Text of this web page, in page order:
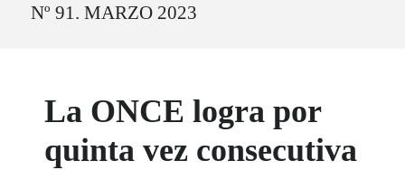
Nº 91. MARZO 2023
La ONCE logra por
quinta vez consecutiva